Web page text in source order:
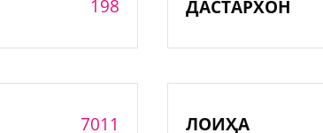
198 ДАСТАРХОН
7011 ЛОИҲА